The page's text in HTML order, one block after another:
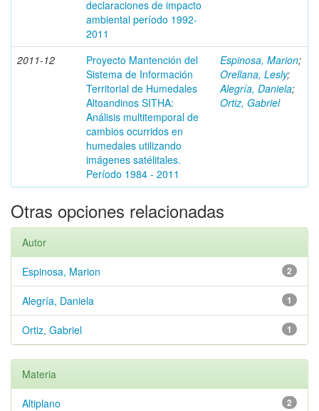
declaraciones de impacto
ambiental período 1992-
2011
2011-12
Proyecto Mantención del
Sistema de Información
Territorial de Humedales
Altoandinos SITHA:
Análisis multitemporal de
cambios ocurridos en
humedales utilizando
imágenes satélitales.
Período 1984 - 2011
Espinosa, Marion;
Orellana, Lesly;
Alegría, Daniela;
Ortiz, Gabriel
Otras opciones relacionadas
Autor
2
Espinosa, Marion
1
Alegría, Daniela
1
Ortiz, Gabriel
Materia
2
Altiplano